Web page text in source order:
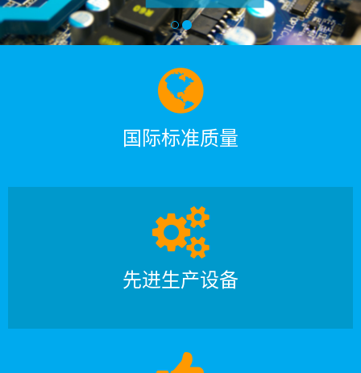
国际标准质量
先进生产设备